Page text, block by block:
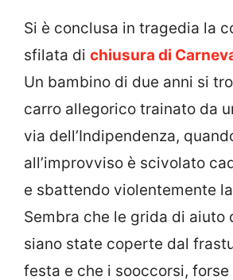
Si è conclusa in tragedia la
sfilata di chiusura di
Un bambino di due anni si
carro allegorico trainato da
via dell’Indipendenza,
all’improvviso è scivolato
e sbattendo violentemente
Sembra che le grida di aiuto
siano state coperte dal
festa e che i sooccorsi,